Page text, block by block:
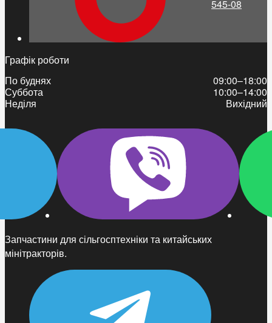
Запчастини для сільгосптехніки та китайських
мінітракторів.
545-08
Графік роботи
По буднях
09:00–18:00
Суббота
10:00–14:00
Неділя
Вихідний